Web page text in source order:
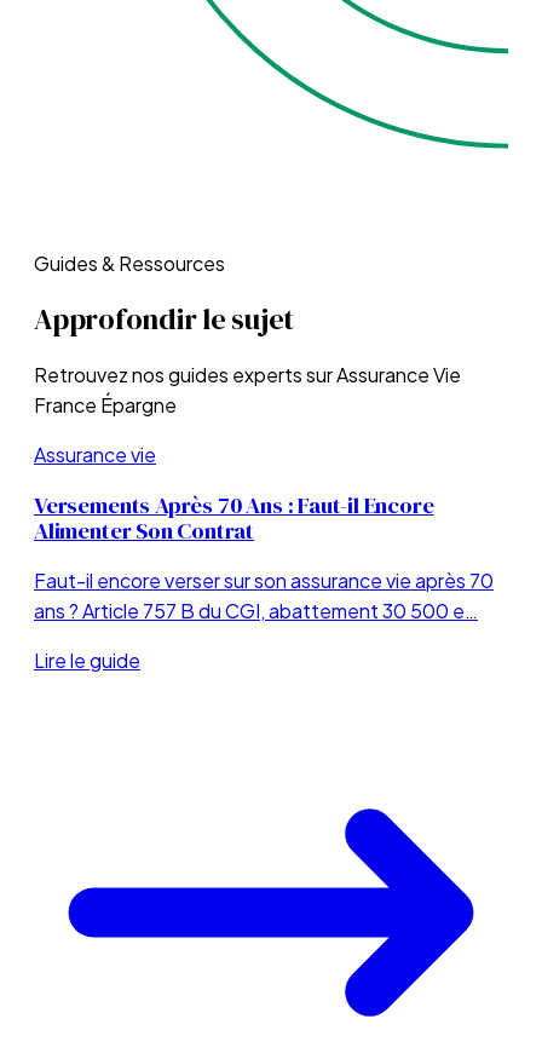
Guides & Ressources
Approfondir le sujet
Retrouvez nos guides experts surAssurance Vie
France Épargne
Assurance vie
Versements Après 70 Ans : Faut-il Encore
Alimenter Son Contrat
Faut-il encore verser sur son assurance vie après 70
ans ? Article 757 B du CGI, abattement 30 500 e…
Lire le guide